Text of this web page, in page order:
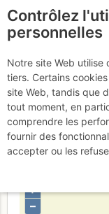
Crêt
Drôle
+
–
Contrôlez
personnelles
Notre site Web utilise
tiers. Certains
site Web, tandis que
tout moment, en
comprendre les
fournir des
accepter ou les